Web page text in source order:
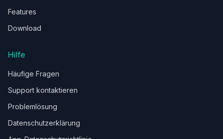
Features
Download
Hilfe
Häufige Fragen
Support kontaktieren
Problemlösung
Datenschutzerklärung